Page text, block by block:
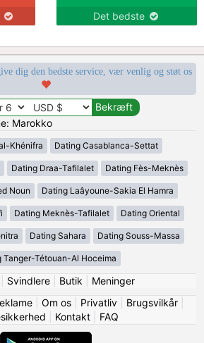
Det bedste
dig den bedste service, vær venlig og støt os
Marokko
Khénifra Dating Casablanca-Settat
Dating Draa-Tafilalet Dating Fès-Meknès
Noun Dating Laâyoune-Sakia El Hamra
Dating Meknès-Tafilalet Dating Oriental
Dating Sahara Dating Souss-Massa
Tanger-Tétouan-Al Hoceima
Svindlere| Butik
Meninger
| Om os| Privatliv| Brugsvilkår|
Kontakt| FAQ